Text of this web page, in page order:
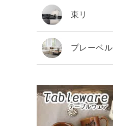
東リ
プレーベル